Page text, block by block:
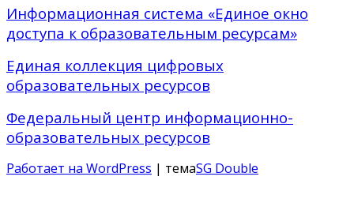
Информационная система «Единое окно
доступа к образовательным ресурсам»
Единая коллекция цифровых
образовательных ресурсов
Федеральный центр информационно-
образовательных ресурсов
Работает на WordPress | темаSG Double